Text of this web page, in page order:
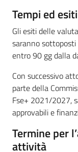
Tempi ed
Gli esiti delle
saranno sottoposti
entro 90 gg dalla
Con successivo
parte della
Fse+ 2021/2027,
approvabili e
Termine per
attività